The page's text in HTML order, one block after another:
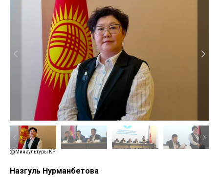
Минкультуры КР
Назгуль Нурманбетова